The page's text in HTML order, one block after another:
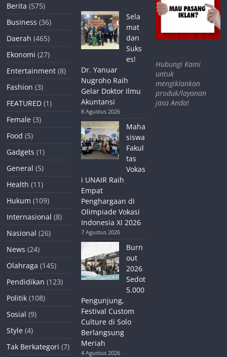
Berita (575)
Business (36)
Daerah (465)
Ekonomi (27)
Entertainment (8)
Fashion (3)
FEATURED (1)
Female (3)
Food (5)
Gadgets (1)
General (5)
Health (11)
Hukum (109)
Internasional (8)
Nasional (26)
News (24)
Olahraga (145)
Pendidikan (123)
Politik (108)
Sosial (9)
Style (4)
Tak Berkategori (7)
Sela
mat
dan
Suks
es!
Dr. Yanuar
Nugroho Raih
Gelar Doktor Ilmu
Akuntansi
8 Agustus 2026
Maha
siswa
Fakul
tas
Vokas
i UNAIR Raih
Empat
Penghargaan di
Olimpiade Vokasi
Indonesia XI 2026
7 Agustus 2026
Burn
out
2026
Sedot
5.000
Pengunjung,
Festival Custom
Culture di Solo
Berlangsung
Meriah
4 Agustus 2026
Hubungi Kami
untuk
mengiklankan
produk/layanan
jasa Anda!